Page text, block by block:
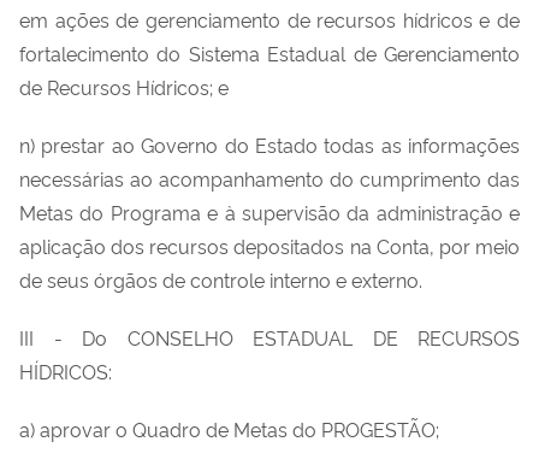
em ações de gerenciamento de recursos hídricos e de
fortalecimento do Sistema Estadual de Gerenciamento
de Recursos Hídricos; e
n) prestar ao Governo do Estado todas as informações
necessárias ao acompanhamento do cumprimento das
Metas do Programa e à supervisão da administração e
aplicação dos recursos depositados na Conta, por meio
de seus órgãos de controle interno e externo.
III - Do CONSELHO ESTADUAL DE RECURSOS
HÍDRICOS:
a) aprovar o Quadro de Metas do PROGESTÃO;